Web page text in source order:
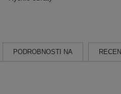
PODROBNOSTI NA